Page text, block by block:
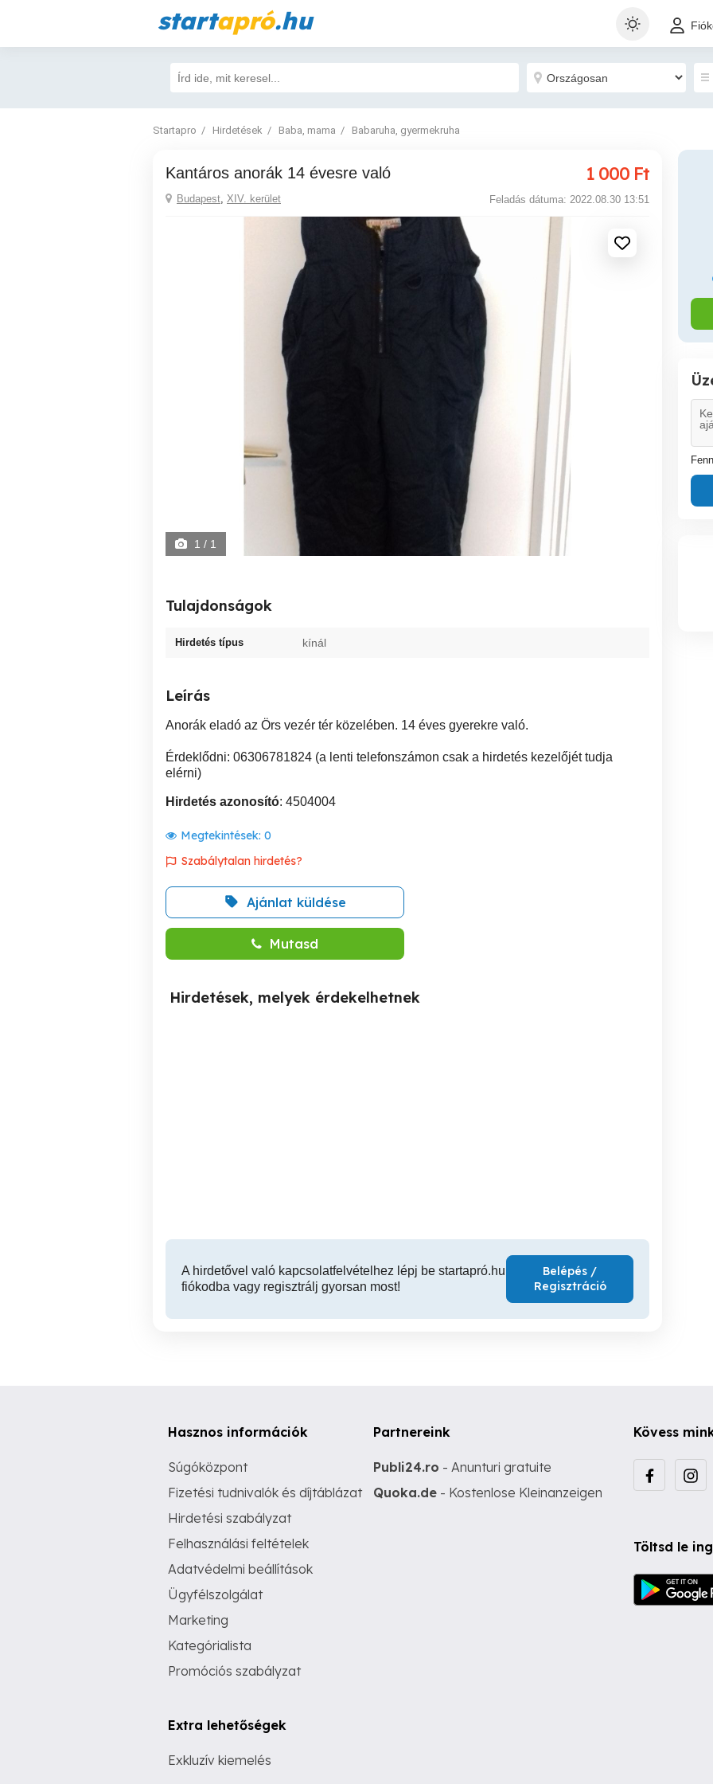
startapró.hu
Startapro Hirdetések Baba, mama Babaruha, gyermekruha
Kantáros anorák 14 évesre való 1 000 Ft
Budapest, XIV. kerület Feladás dátuma: 2022.08.30 13:51
1 / 1
Tulajdonságok
Hirdetés típus kínál
Leírás
Anorák eladó az Örs vezér tér közelében. 14 éves gyerekre való.
Érdeklődni: 06306781824 (a lenti telefonszámon csak a hirdetés kezelőjét tudja
elérni)
Hirdetés azonosító: 4504004
Megtekintések: 0
Szabálytalan hirdetés?
Ajánlat küldése
Mutasd
Hirdetések, melyek érdekelhetnek
A hirdetővel való kapcsolatfelvételhez lépj be startapró.hu
fiókodba vagy regisztrálj gyorsan most!
Belépés /
Regisztráció
Hasznos információk
Súgóközpont
Fizetési tudnivalók és díjtáblázat
Hirdetési szabályzat
Felhasználási feltételek
Adatvédelmi beállítások
Ügyfélszolgálat
Marketing
Kategórialista
Promóciós szabályzat
Extra lehetőségek
Exkluzív kiemelés
Partnereink
Publi24.ro - Anunturi gratuite
Quoka.de - Kostenlose Kleinanzeigen
Kövess
Töltsd le